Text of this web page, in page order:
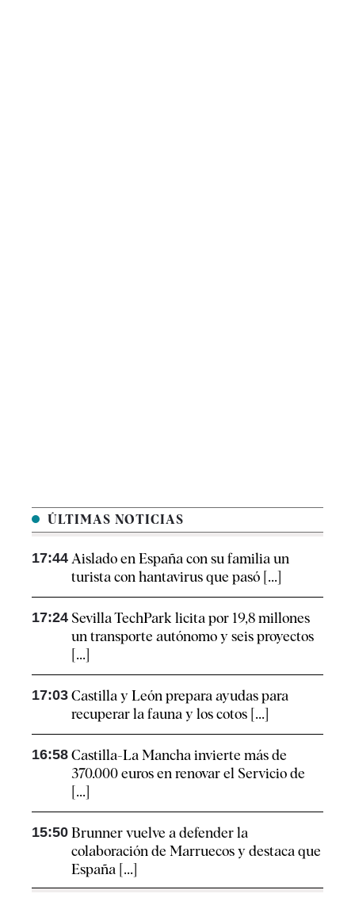
ÚLTIMAS NOTICIAS
17:44 Aislado en España con su familia un
turista con hantavirus que pasó [...]
17:24 Sevilla TechPark licita por 19,8 millones
un transporte autónomo y seis proyectos
[...]
17:03 Castilla y León prepara ayudas para
recuperar la fauna y los cotos [...]
16:58 Castilla-La Mancha invierte más de
370.000 euros en renovar el Servicio de
[...]
15:50 Brunner vuelve a defender la
colaboración de Marruecos y destaca que
España [...]